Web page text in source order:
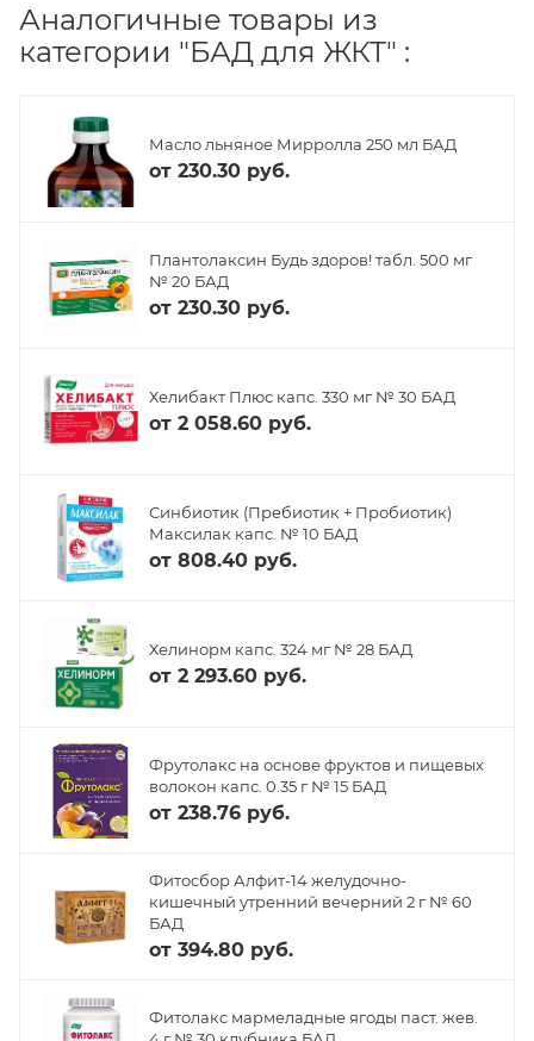
Аналогичные товары из
категории "БАД для ЖКТ" :
Масло льняное Мирролла 250 мл БАД
от 230.30 руб.
Плантолаксин Будь здоров! табл. 500 мг
№ 20 БАД
от 230.30 руб.
Хелибакт Плюс капс. 330 мг № 30 БАД
от 2 058.60 руб.
Синбиотик (Пребиотик + Пробиотик)
Максилак капс. № 10 БАД
от 808.40 руб.
Хелинорм капс. 324 мг № 28 БАД
от 2 293.60 руб.
Фрутолакс на основе фруктов и пищевых
волокон капс. 0.35 г № 15 БАД
от 238.76 руб.
Фитосбор Алфит-14 желудочно-
кишечный утренний вечерний 2 г № 60
БАД
от 394.80 руб.
Фитолакс мармеладные ягоды паст. жев.